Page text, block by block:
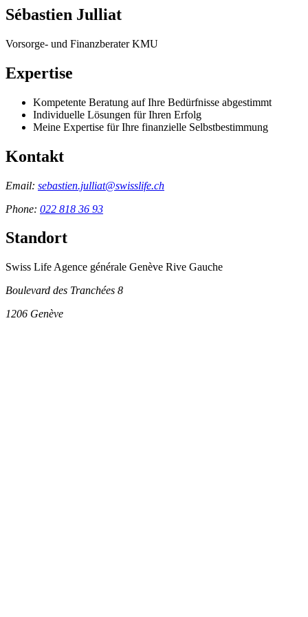
Sébastien Julliat
Vorsorge- und Finanzberater KMU
Expertise
Kompetente Beratung auf Ihre Bedürfnisse abgestimmt
Individuelle Lösungen für Ihren Erfolg
Meine Expertise für Ihre finanzielle Selbstbestimmung
Kontakt
Email: sebastien.julliat@swisslife.ch
Phone: 022 818 36 93
Standort
Swiss Life Agence générale Genève Rive Gauche
Boulevard des Tranchées 8
1206 Genève